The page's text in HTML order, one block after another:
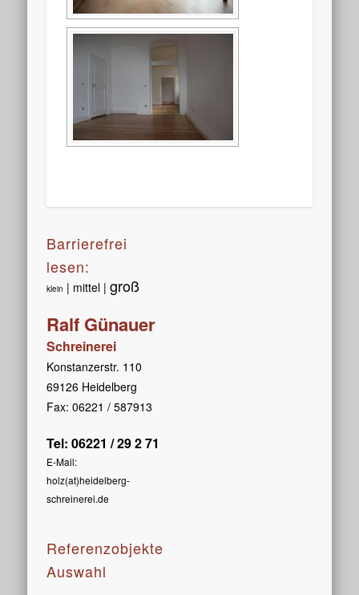
Barrierefrei
lesen:
klein | mittel |groß
Ralf Günauer
Schreinerei
Konstanzerstr. 110
69126 Heidelberg
Fax: 06221 / 587913
Tel: 06221 / 29 2 71
E-Mail:
holz(at)heidelberg-
schreinerei.de
Referenzobjekte
Auswahl